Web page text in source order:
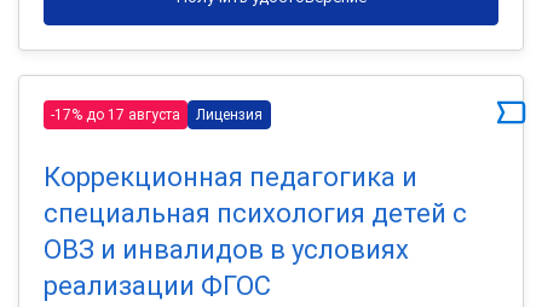
-17% до 17 августа Лицензия
Коррекционная педагогика и
специальная психология детей с
ОВЗ и инвалидов в условиях
реализации ФГОС